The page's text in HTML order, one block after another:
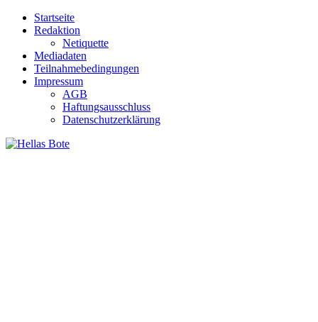
Zum
Inhalt
Startseite
Redaktion
Netiquette
Mediadaten
Teilnahmebedingungen
Impressum
AGB
Haftungsausschluss
Datenschutzerklärung